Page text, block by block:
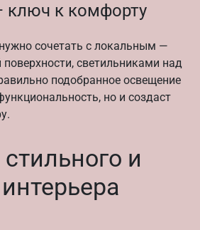
к комфорту
сочетать с локальным —
поверхности, светильниками над
подобранное освещение
но и создаст
и